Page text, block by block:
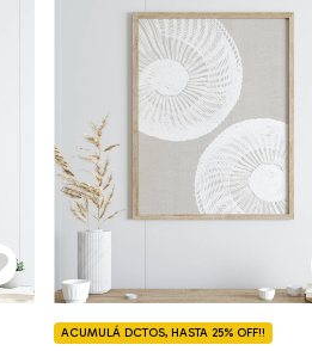
ACUMULÁ DCTOS, HASTA 25% OFF!!